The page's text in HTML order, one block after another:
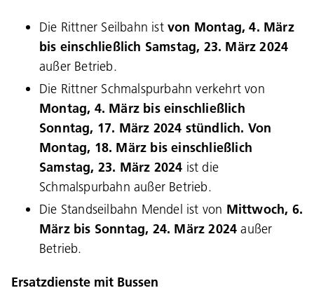
Die Rittner Seilbahn ist von Montag, 4. März
bis einschließlich Samstag, 23. März 2024
außer Betrieb.
Die Rittner Schmalspurbahn verkehrt von
Montag, 4. März bis einschließlich
Sonntag, 17. März 2024 stündlich. Von
Montag, 18. März bis einschließlich
Samstag, 23. März 2024 ist die
Schmalspurbahn außer Betrieb.
Die Standseilbahn Mendel ist von Mittwoch, 6.
März bis Sonntag, 24. März 2024 außer
Betrieb.
Ersatzdienste mit Bussen